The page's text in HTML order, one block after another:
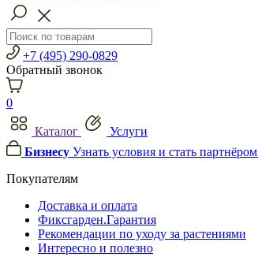
+7 (495) 290-0829
Обратный звонок
0
Каталог
Услуги
Бизнесу Узнать условия и стать партнёром
Покупателям
Доставка и оплата
Фиксгарден.Гарантия
Рекомендации по уходу за растениями
Интересно и полезно